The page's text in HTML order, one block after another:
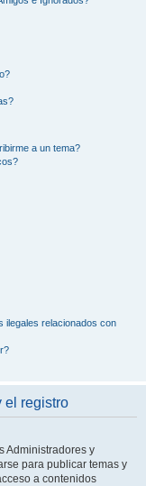
a un tema?
ilegales relacionados con
el registro
Administradores y
para publicar temas y
a contenidos